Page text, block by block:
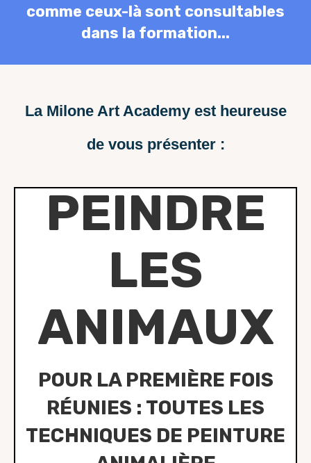
comme ceux-là sont consultables
dans la formation...
La Milone Art Academy est heureuse
de vous présenter :
PEINDRE
LES
ANIMAUX
POUR LA PREMIÈRE FOIS
RÉUNIES : TOUTES LES
TECHNIQUES DE PEINTURE